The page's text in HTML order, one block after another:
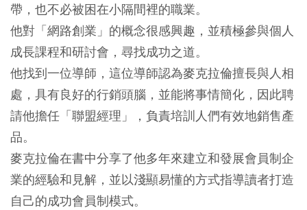
帶，也不必被困在小隔間裡的職業。
他對「網路創業」的概念很感興趣，並積極參與個人
成長課程和研討會，尋找成功之道。
他找到一位導師，這位導師認為麥克拉倫擅長與人相
處，具有良好的行銷頭腦，並能將事情簡化，因此聘
請他擔任「聯盟經理」，負責培訓人們有效地銷售產
品。
麥克拉倫在書中分享了他多年來建立和發展會員制企
業的經驗和見解，並以淺顯易懂的方式指導讀者打造
自己的成功會員制模式。